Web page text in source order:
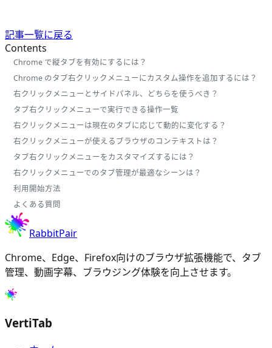
記事一覧に戻る
Contents
Chrome で縦タブを有効にするには？
Chrome のタブ右クリックメニューにカスタム操作を追加するには？
右クリックメニューとサイドパネル、どちらを使うべき？
タブ右クリックメニューで実行できる操作一覧
右クリックメニューは現在のタブに応じて動的に変化する？
右クリックメニューが使えるブラウザのコンテキストは？
タブ右クリックメニューをカスタマイズするには？
右クリックメニューでのタブ管理が最適なシーンは？
利用開始方法
よくある質問
RabbitPair
Chrome、Edge、Firefox向けのブラウザ拡張機能で、タブ
管理、動画字幕、ブラウジング体験を向上させます。
VertiTab